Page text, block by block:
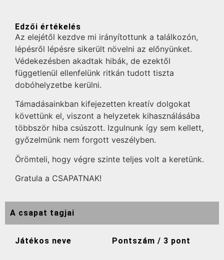
Edzői értékelés
Az elejétől kezdve mi irányítottunk a találkozón,
lépésről lépésre sikerült növelni az előnyünket.
Védekezésben akadtak hibák, de ezektől
függetlenül ellenfelünk ritkán tudott tiszta
dobóhelyzetbe kerülni.
Támadásainkban kifejezetten kreatív dolgokat
követtünk el, viszont a helyzetek kihasználásába
többször hiba csúszott. Izgulnunk így sem kellett,
győzelmünk nem forgott veszélyben.
Örömteli, hogy végre szinte teljes volt a keretünk.
Gratula a CSAPATNAK!
A csapat tagjai
Játékos neve Pontszám / 3 pont